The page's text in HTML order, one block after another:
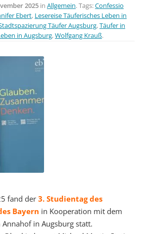
n
2025 in Allgemein. Tags:Confessio
Ebert, Lesereise Täuferisches Leben in
Täufer Augsburg,Täufer in
in Augsburg,Wolfgang Krauß.
fand der 3. Studientag des
Bayern in Kooperation mit dem
in Augsburg statt.